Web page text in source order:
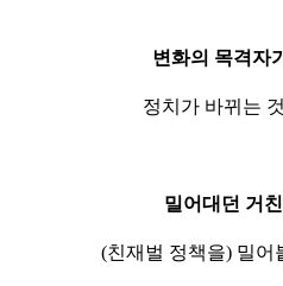
변화의 목격자
정치가 바뀌는
밀어대던 거
(친재벌 정책을) 밀어